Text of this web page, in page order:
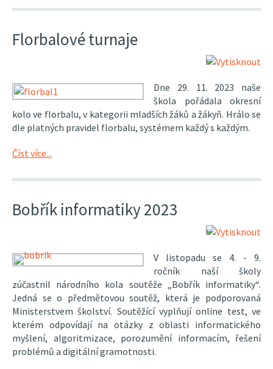
Florbalové turnaje
Dne 29. 11. 2023 naše
škola pořádala okresní
kolo ve florbalu, v kategorii mladších žáků a žákyň. Hrálo se
dle platných pravidel florbalu, systémem každý s každým.
Číst více...
Bobřík informatiky 2023
V listopadu se 4. - 9.
ročník naší školy
zúčastnil národního kola soutěže „Bobřík informatiky“.
Jedná se o předmětovou soutěž, která je podporovaná
Ministerstvem školství. Soutěžící vyplňují online test, ve
kterém odpovídají na otázky z oblasti informatického
myšlení, algoritmizace, porozumění informacím, řešení
problémů a digitální gramotnosti.